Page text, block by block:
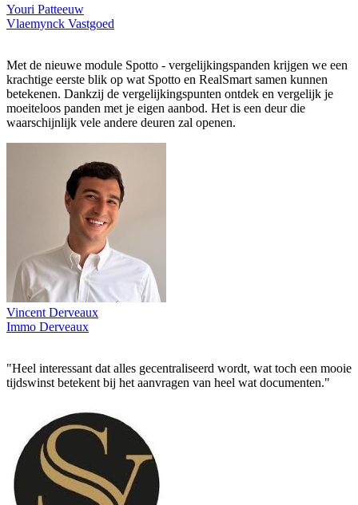
Youri Patteeuw
Vlaemynck Vastgoed
Met de nieuwe module Spotto - vergelijkingspanden krijgen we een
krachtige eerste blik op wat Spotto en RealSmart samen kunnen
betekenen. Dankzij de vergelijkingspunten ontdek en vergelijk je
moeiteloos panden met je eigen aanbod. Het is een deur die
waarschijnlijk vele andere deuren zal openen.
Vincent Derveaux
Immo Derveaux
"Heel interessant dat alles gecentraliseerd wordt, wat toch een mooie
tijdswinst betekent bij het aanvragen van heel wat documenten."